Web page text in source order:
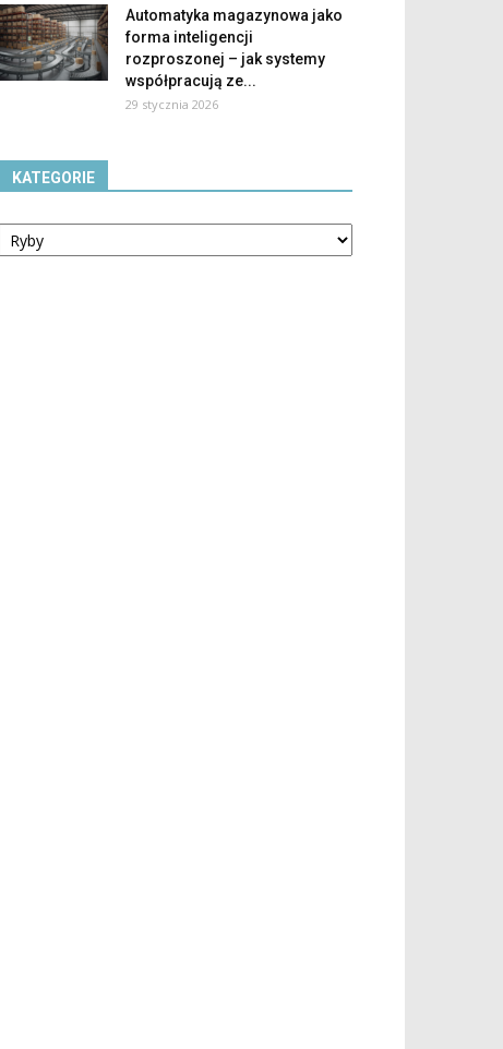
Automatyka magazynowa jako
forma inteligencji
rozproszonej – jak systemy
współpracują ze...
29 stycznia 2026
KATEGORIE
Kategorie